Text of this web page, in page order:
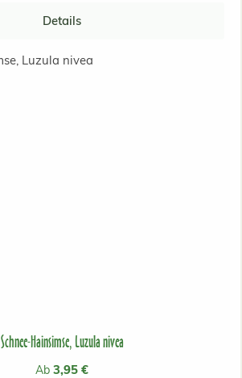
Details
Schnee-Hainsimse, Luzula nivea
Regulärer Preis:
Ab 3,95 €